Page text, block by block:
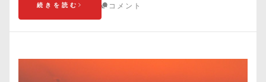
続きを読む コメント